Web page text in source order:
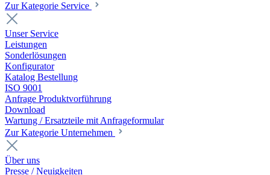
Zur Kategorie Service
Unser Service
Leistungen
Sonderlösungen
Konfigurator
Katalog Bestellung
ISO 9001
Anfrage Produktvorführung
Download
Wartung / Ersatzteile mit Anfrageformular
Zur Kategorie Unternehmen
Über uns
Presse / Neuigkeiten